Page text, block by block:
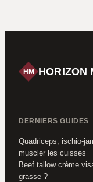
massif sans
HM HORIZON
DERNIERS GUIDES
Quadriceps, ischio-
muscler les cuisses
Beef tallow crème
grasse ?